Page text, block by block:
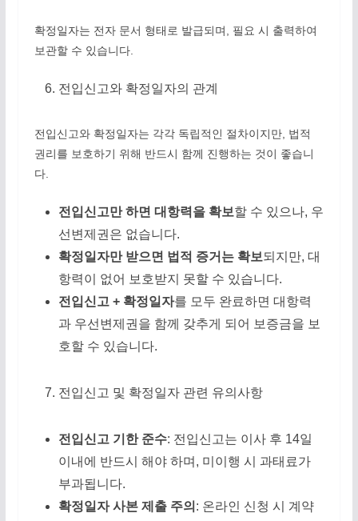
확정일자는 전자 문서 형태로 발급되며, 필요 시 출력하여
보관할 수 있습니다.
전입신고와 확정일자의 관계
전입신고와 확정일자는 각각 독립적인 절차이지만, 법적
권리를 보호하기 위해 반드시 함께 진행하는 것이 좋습니
다.
전입신고만 하면 대항력을 확보할 수 있으나, 우
선변제권은 없습니다.
확정일자만 받으면 법적 증거는 확보되지만, 대
항력이 없어 보호받지 못할 수 있습니다.
전입신고 + 확정일자를 모두 완료하면 대항력
과 우선변제권을 함께 갖추게 되어 보증금을 보
호할 수 있습니다.
전입신고 및 확정일자 관련 유의사항
전입신고 기한 준수: 전입신고는 이사 후 14일
이내에 반드시 해야 하며, 미이행 시 과태료가
부과됩니다.
확정일자 사본 제출 주의 : 온라인 신청 시 계약